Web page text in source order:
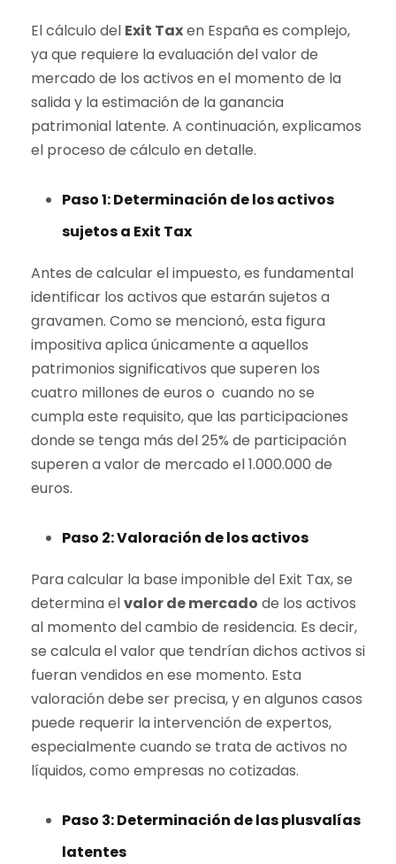
El cálculo del Exit Taxen España es complejo,
ya que requiere la evaluación del valor de
mercado de los activos en el momento de la
salida y la estimación de la ganancia
patrimonial latente. A continuación, explicamos
el proceso de cálculo en detalle.
Paso 1: Determinación de los activos
sujetos a Exit Tax
Antes de calcular el impuesto, es fundamental
identificar los activos que estarán sujetos a
gravamen. Como se mencionó, esta figura
impositiva aplica únicamente a aquellos
patrimonios significativos que superen los
cuatro millones de euros o cuando no se
cumpla este requisito, que las participaciones
donde se tenga más del 25% de participación
superen a valor de mercado el 1.000.000 de
euros.
Paso 2: Valoración de los activos
Para calcular la base imponible del Exit Tax, se
determina elvalor de mercado de los activos
al momento del cambio de residencia. Es decir,
se calcula el valor que tendrían dichos activos si
fueran vendidos en ese momento. Esta
valoración debe ser precisa, y en algunos casos
puede requerir la intervención de expertos,
especialmente cuando se trata de activos no
líquidos, como empresas no cotizadas.
Paso 3: Determinación de las plusvalías
latentes